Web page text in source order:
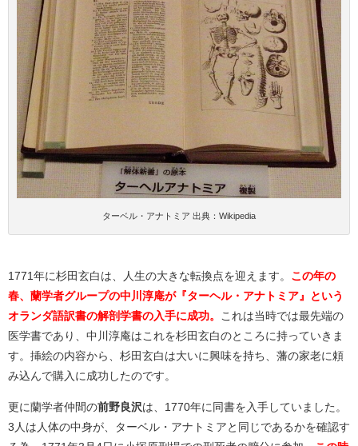
ターベル・アナトミア 出典：Wikipedia
1771年に杉田玄白は、人生の大きな転換点を迎えます。
この年の
春、蘭学者グループの中川淳庵が『ターヘル・アナトミア』という
オランダ語訳書の解剖学書の入手に成功。
これは当時では最先端の
医学書であり、中川淳庵はこれを杉田玄白のところに持っていきま
す。挿絵の内容から、杉田玄白は大いに興味を持ち、藩の家老に頼
み込んで購入に成功したのです。
更に蘭学者仲間の前野良沢は、1770年に同書を入手していました。
3人は人体の中身が、ターベル・アナトミアと同じであるかを確認す